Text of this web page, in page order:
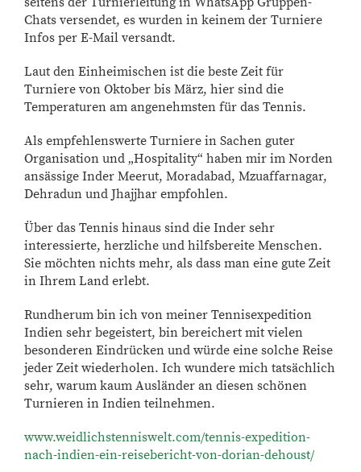
Chats versendet, es wurden in keinem der Turniere
Infos per E-Mail versandt.
Laut den Einheimischen ist die beste Zeit für
Turniere von Oktober bis März, hier sind die
Temperaturen am angenehmsten für das Tennis.
Als empfehlenswerte Turniere in Sachen guter
Organisation und „Hospitality“ haben mir im Norden
ansässige Inder Meerut, Moradabad, Mzuaffarnagar,
Dehradun und Jhajjhar empfohlen.
Über das Tennis hinaus sind die Inder sehr
interessierte, herzliche und hilfsbereite Menschen.
Sie möchten nichts mehr, als dass man eine gute Zeit
in Ihrem Land erlebt.
Rundherum bin ich von meiner Tennisexpedition
Indien sehr begeistert, bin bereichert mit vielen
besonderen Eindrücken und würde eine solche Reise
jeder Zeit wiederholen. Ich wundere mich tatsächlich
sehr, warum kaum Ausländer an diesen schönen
Turnieren in Indien teilnehmen.
www.weidlichstenniswelt.com/tennis-expedition-
nach-indien-ein-reisebericht-von-dorian-dehoust/